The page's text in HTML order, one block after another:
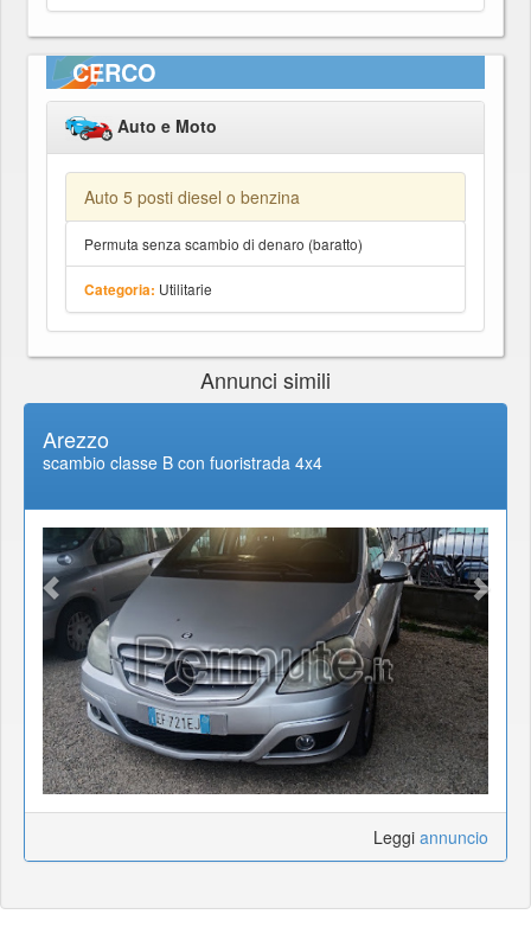
CERCO
Auto e Moto
Auto 5 posti diesel o benzina
Permuta senza scambio di denaro (baratto)
Categoria: Utilitarie
Annunci simili
Arezzo
scambio classe B con fuoristrada 4x4
Leggi annuncio